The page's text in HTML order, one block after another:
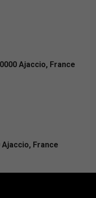
Ajaccio, France
Ajaccio, France